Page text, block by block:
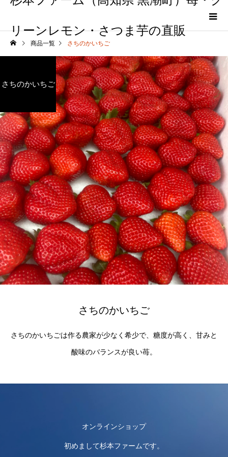
リーンレモン・さつま芋の直販
商品一覧 さちのかいちご
さちのかいちご
さちのかいちご
さちのかいちごは作る農家が少なく希少で、糖度が高く、甘みと
酸味のバランスが良い苺。
オンラインショップ
初めまして杉本ファームです。